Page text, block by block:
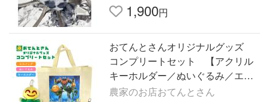
1,900円
おてんとさんオリジナルグッズ
コンプリートセット 【アクリル
キーホルダー／ぬいぐるみ／エコ
バッグ】
農家のお店おてんとさん